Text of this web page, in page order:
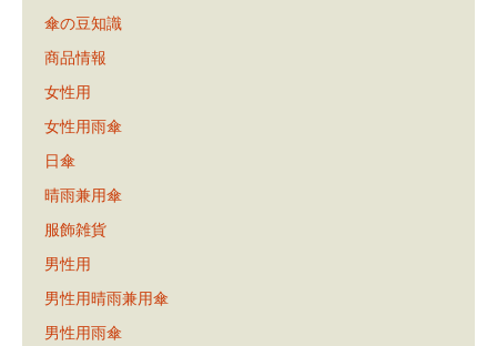
傘の豆知識
商品情報
女性用
女性用雨傘
日傘
晴雨兼用傘
服飾雑貨
男性用
男性用晴雨兼用傘
男性用雨傘